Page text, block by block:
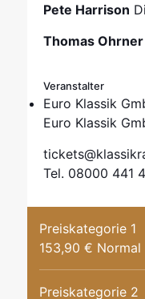
Pete Harrison
Thomas Ohrner
Veranstalter
Euro Klassik
Euro Klassik
Tel. 08000 441
Preiskategorie 1
153,90 € Normal
Preiskategorie 2